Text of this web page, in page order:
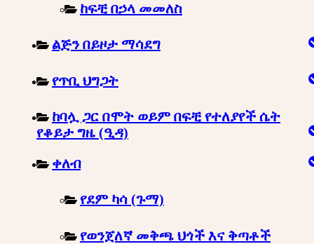
ከፍቺ በኃላ መመለስ
ልጅን በይዞታ ማሳደግ
የጥቢ ህግጋት
ከባሏ ጋር በሞት ወይም በፍቺ የተለያየች ሴት
የቆይታ ግዜ (ዒዳ)
ቀለብ
የደም ካሳ (ጉማ)
የወንጀለኛ መቅጫ ህጎች እና ቅጣቶች